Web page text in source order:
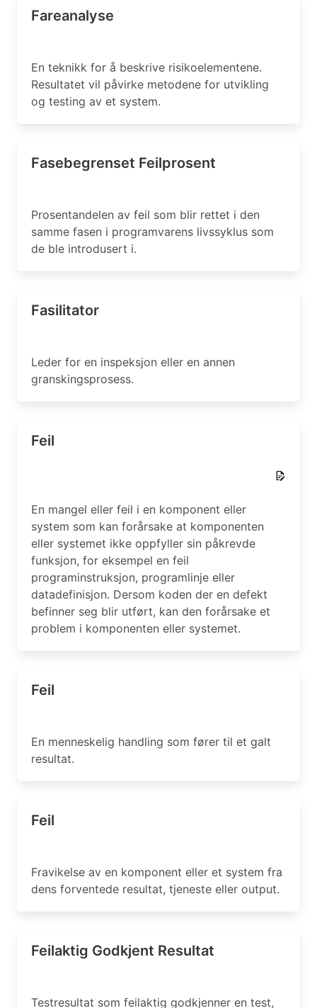
Fareanalyse
En teknikk for å beskrive risikoelementene.
Resultatet vil påvirke metodene for utvikling
og testing av et system.
Fasebegrenset Feilprosent
Prosentandelen av feil som blir rettet i den
samme fasen i programvarens livssyklus som
de ble introdusert i.
Fasilitator
Leder for en inspeksjon eller en annen
granskingsprosess.
Feil
En mangel eller feil i en komponent eller
system som kan forårsake at komponenten
eller systemet ikke oppfyller sin påkrevde
funksjon, for eksempel en feil
programinstruksjon, programlinje eller
datadefinisjon. Dersom koden der en defekt
befinner seg blir utført, kan den forårsake et
problem i komponenten eller systemet.
Feil
En menneskelig handling som fører til et galt
resultat.
Feil
Fravikelse av en komponent eller et system fra
dens forventede resultat, tjeneste eller output.
Feilaktig Godkjent Resultat
Testresultat som feilaktig godkjenner en test,